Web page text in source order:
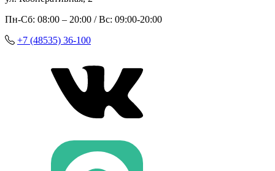
Пн-Сб: 08:00 – 20:00 / Вс: 09:00-20:00
+7 (48535) 36-100